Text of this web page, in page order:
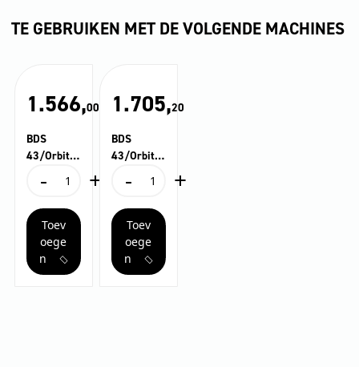
TE GEBRUIKEN MET DE VOLGENDE MACHINES
1.566,00
BDS
43/Orbital
-
BDS
C
aantal
+
Toev
oege
n
1.705,20
BDS
43/Orbital
-
BDS
C
Spray
aantal
+
Toev
oege
n